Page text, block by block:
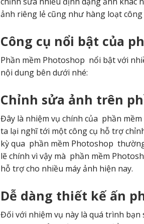
ảnh riêng lẻ cũng như hàng loạt
Công cụ nổi bật của
Phần mềm Photoshop nổi bật với
nội dung bên dưới nhé:
Chỉnh sửa ảnh trên
Đây là nhiệm vụ chính của phần
ta lại nghĩ tới một công cụ hỗ trợ
kỳ qua phần mềm Photoshop
lẽ chính vì vậy mà phần mềm
hỗ trợ cho nhiều máy ảnh hiện nay.
Dễ dàng thiết kế ấn
Đối với nhiệm vụ này là quá trình